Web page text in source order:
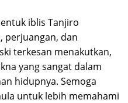
iblis Tanjiro
perjuangan, dan
terkesan menakutkan,
yang sangat dalam
hidupnya. Semoga
untuk lebih memahami